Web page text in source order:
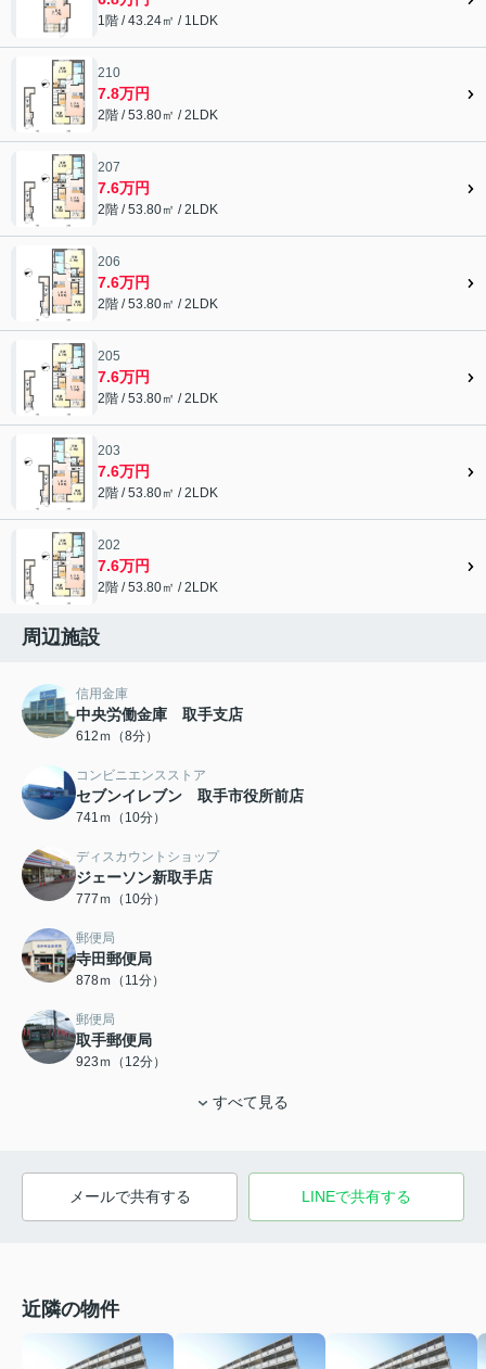
1階 / 43.24㎡ / 1LDK
210
7.8万円
2階 / 53.80㎡ / 2LDK
207
7.6万円
2階 / 53.80㎡ / 2LDK
206
7.6万円
2階 / 53.80㎡ / 2LDK
205
7.6万円
2階 / 53.80㎡ / 2LDK
203
7.6万円
2階 / 53.80㎡ / 2LDK
202
7.6万円
2階 / 53.80㎡ / 2LDK
周辺施設
信用金庫
中央労働金庫 取手支店
612ｍ（8分）
コンビニエンスストア
セブンイレブン 取手市役所前店
741ｍ（10分）
ディスカウントショップ
ジェーソン新取手店
777ｍ（10分）
郵便局
寺田郵便局
878ｍ（11分）
郵便局
取手郵便局
923ｍ（12分）
すべて見る
メールで共有する LINEで共有する
近隣の物件